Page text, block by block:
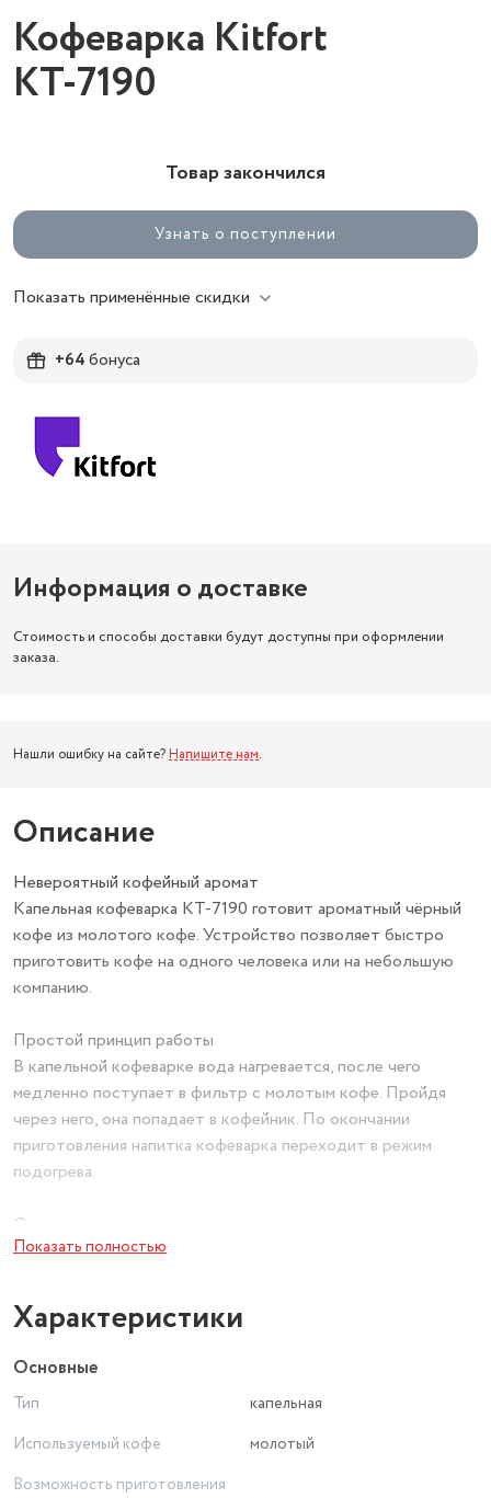
Кофеварка Kitfort
КТ-7190
Товар закончился
Узнать о поступлении
Показать применённые скидки
+64бонуса
Информация о доставке
Стоимость и способы доставки будут доступны при оформлении
заказа.
Нашли ошибку на сайте? Напишите нам.
Описание
Невероятный кофейный аромат
Капельная кофеварка КТ-7190 готовит ароматный чёрный
кофе из молотого кофе. Устройство позволяет быстро
приготовить кофе на одного человека или на небольшую
компанию.
Простой принцип работы
В капельной кофеварке вода нагревается, после чего
медленно поступает в фильтр с молотым кофе. Пройдя
через него, она попадает в кофейник. По окончании
приготовления напитка кофеварка переходит в режим
подогрева.
Отметки на резервуаре
Ёмкость резервуара для воды 480 мл. Кофеварка
резервуар нанесены отметки, соответствующие
количеству чашек, поэтому вам будет удобно отмерить
нужное количество воды.
Кофейник 400 мл
Резервуар кофейника ёмкостью 0,4 л позволяет за один
кофейника прозрачный, поэтому вы всегда можете
Показать полностью
Характеристики
Основные
Тип
капельная
Используемый кофе
молотый
Возможность приготовления